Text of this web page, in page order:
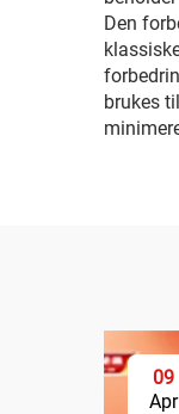
Den
brukes
09
Apr